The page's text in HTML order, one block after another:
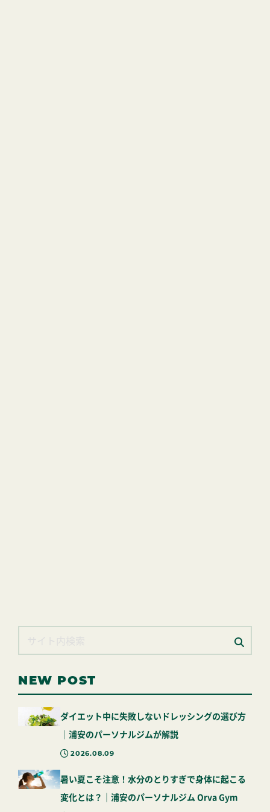
NEW POST
ダイエット中に失敗しないドレッシングの選び方
｜浦安のパーソナルジムが解説
2026.08.09
暑い夏こそ注意！水分のとりすぎで身体に起こる
変化とは？｜浦安のパーソナルジム Orva Gym